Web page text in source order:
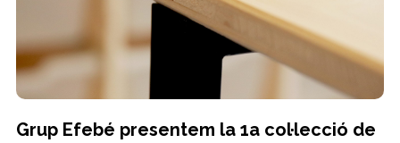
Grup Efebé presentem la 1a col·lecció de